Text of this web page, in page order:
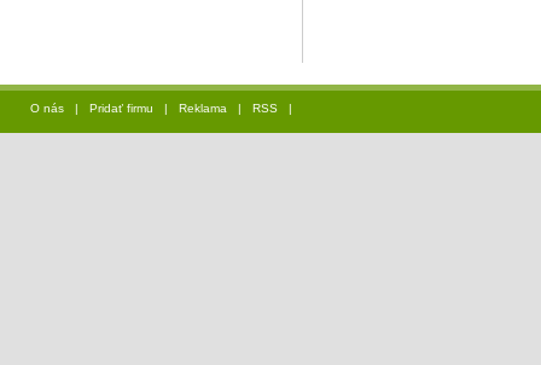
O nás | Pridať firmu | Reklama | RSS |